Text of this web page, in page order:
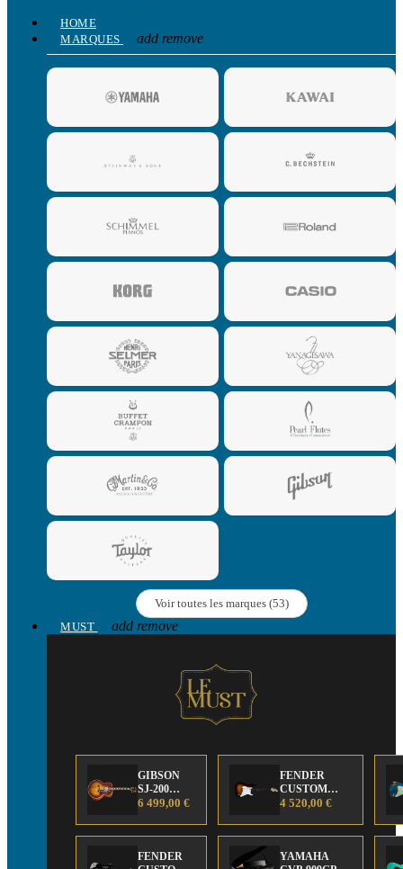
HOME
MARQUES
add remove
Voir toutes les marques (53)
MUST
add remove
GIBSON
SJ-200
Anniversary
Edition
6 499,00 €
FENDER
CUSTOM
SHOP Strat 63'
4 520,00 €
FENDER
YAMAHA